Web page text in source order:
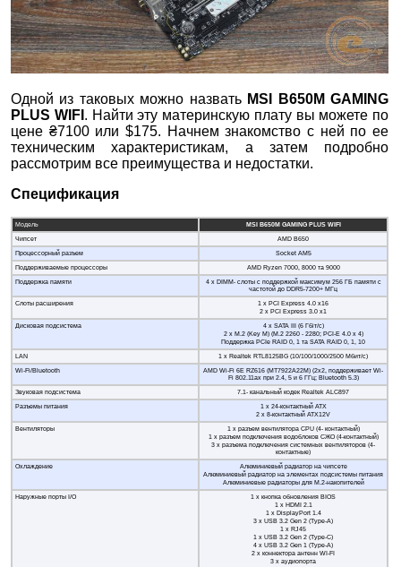
Одной из таковых можно назвать MSI B650M GAMING
PLUS WIFI . Найти эту материнскую плату вы можете по
цене ₴7100 или $175. Начнем знакомство с ней по ее
техническим характеристикам, а затем подробно
рассмотрим все преимущества и недостатки.
Спецификация
Модель
MSI B650M GAMING PLUS WIFI
Чипсет
AMD B650
Процессорный разъем
Socket AM5
Поддерживаемые процессоры
AMD Ryzen 7000, 8000 та 9000
Поддержка памяти
4 x DIMM- слоты с поддержкой максимум 256 ГБ памяти с
частотой до DDR5-7200+ МГц
Слоты расширения
1 x PCI Express 4.0 x16
2 x PCI Express 3.0 x1
Дисковая подсистема
4 x SATA III (6 Гбіт/с)
2 x M.2 (Key M) (M.2 2260 - 2280; PCI-E 4.0 x 4)
Поддержка PCIe RAID 0, 1 та SATA RAID 0, 1, 10
LAN
1 x Realtek RTL8125BG (10/100/1000/2500 Мбит/с)
Wi-Fi/Bluetooth
AMD Wi-Fi 6E RZ616 (MT7922A22M) (2х2, поддерживает Wi-
Fi 802.11ax при 2.4, 5 и 6 ГГц; Bluetooth 5.3)
Звуковая подсистема
7.1- канальный кодек Realtek ALC897
Разъемы питания
1 х 24-контактный ATX
2 x 8-контактный ATX12V
Вентиляторы
1 x разъем вентилятора CPU (4- контактный)
1 х разъем подключения водоблоков СЖО (4-контактный)
3 x разъема подключения системных вентиляторов (4-
контактные)
Охлаждение
Алюминиевый радиатор на чипсете
Алюминиевый радиатор на элементах подсистемы питания
Алюминиевые радиаторы для M.2-накопителей
Наружные порты I/O
1 х кнопка обновления BIOS
1 x HDMI 2.1
1 x DisplayPort 1.4
3 x USB 3.2 Gen 2 (Type-A)
1 x RJ45
1 x USB 3.2 Gen 2 (Type-C)
4 x USB 3.2 Gen 1 (Type-A)
2 x коннектора антенн WI-FI
3 x аудиопорта